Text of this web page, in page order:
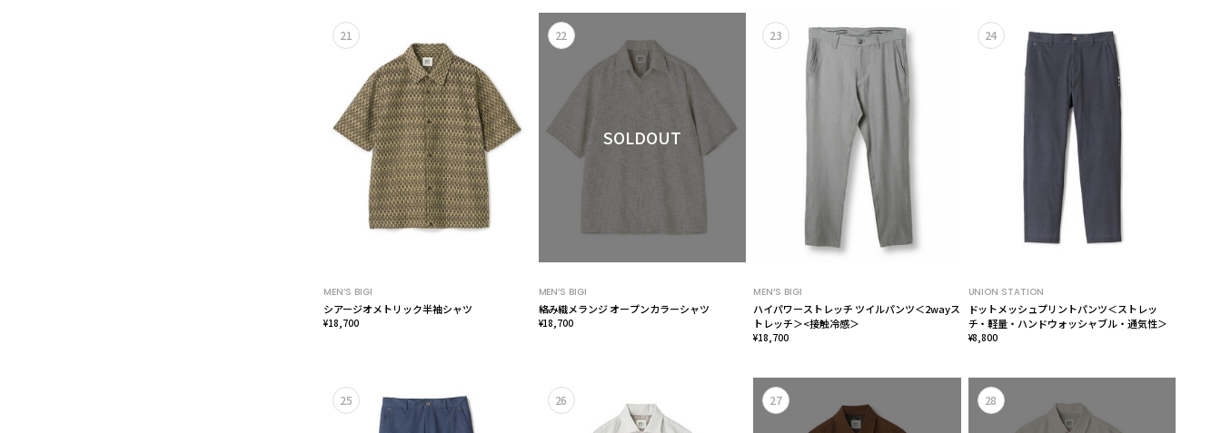
21
MEN’S BIGI
シアージオメトリック半袖シャツ
¥18,700
22
SOLDOUT
MEN’S BIGI
絡み織メランジ オープンカラーシャツ
¥18,700
23
MEN’S BIGI
ハイパワーストレッチ ツイルパンツ＜2wayス
トレッチ＞<接触冷感＞
¥18,700
24
UNION STATION
ドットメッシュプリントパンツ＜ストレッ
チ・軽量・ハンドウォッシャブル・通気性＞
¥8,800
25 26 27 28